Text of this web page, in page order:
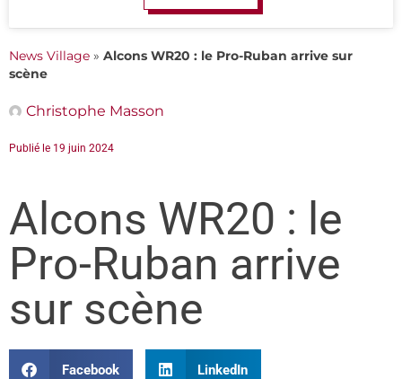
News Village » Alcons WR20 : le Pro-Ruban arrive sur
scène
Christophe Masson
Publié le 19 juin 2024
Alcons WR20 : le
Pro-Ruban arrive
sur scène
Facebook LinkedIn